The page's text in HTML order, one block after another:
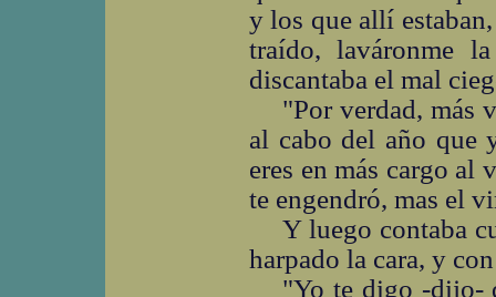
y los que allí
traído, laváronme
discantaba el mal
"Por verdad, más
al cabo del año que
eres en más cargo al
te engendró, mas el
Y luego contaba
harpado la cara, y
"Yo te digo -dijo-